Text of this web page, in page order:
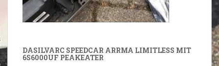
DASILVARC SPEEDCAR ARRMA LIMITLESS MIT
6S6000UF PEAKEATER